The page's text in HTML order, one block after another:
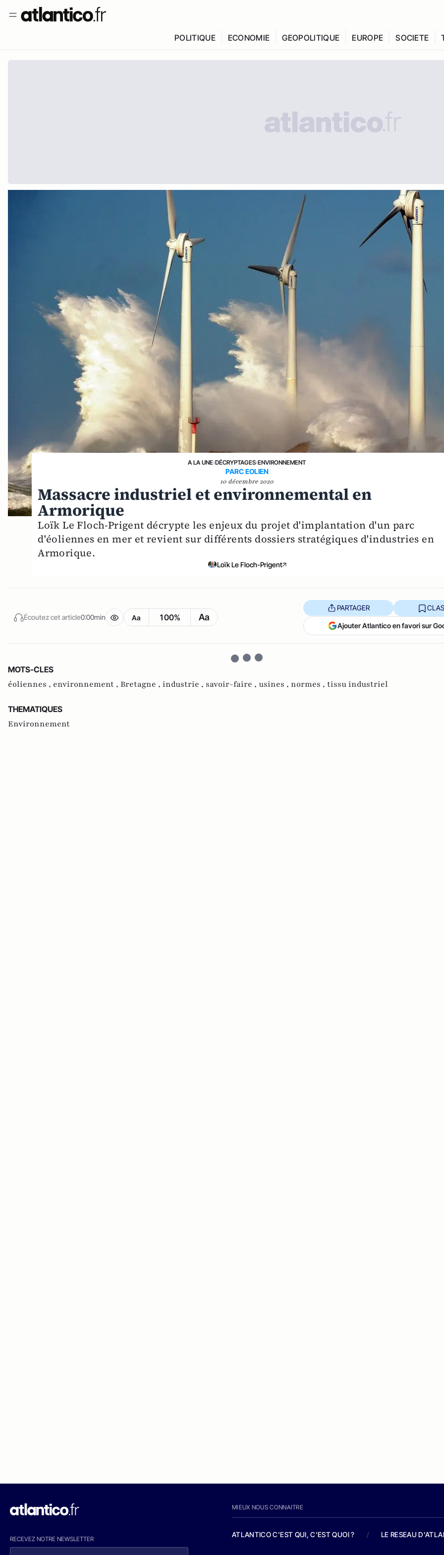
POLITIQUE ECONOMIE GEOPOLITIQUE EUROPE SOCIETE
A LA UNE›DÉCRYPTAGES›ENVIRONNEMENT
PARC EOLIEN
10 décembre 2020
Massacre industriel et environnemental en
Armorique
Loïk Le Floch-Prigent décrypte les enjeux du projet d'implantation d'un parc
d'éoliennes en mer et revient sur différents dossiers stratégiques d'industries en
Armorique.
Loïk Le Floch-Prigent
Écoutez cet article0:00min Aa 100% Aa
PARTAGER
Ajouter Atlantico en favori sur
MOTS-CLES
éoliennes , environnement , Bretagne , industrie , savoir-faire , usines , normes , tissu industriel
THEMATIQUES
Environnement
RECEVEZ NOTRE NEWSLETTER
MIEUX NOUS CONNAITRE
ATLANTICO C'EST QUI, C'EST QUOI ? / LE RESEAU